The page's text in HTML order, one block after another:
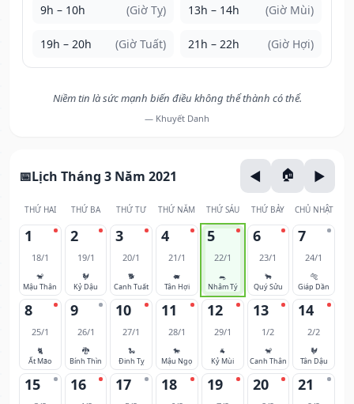
9h – 10h (Giờ Tỵ) 13h – 14h (Giờ Mùi)
19h – 20h (Giờ Tuất) 21h – 22h (Giờ Hợi)
Niềm tin là sức mạnh biến điều không thể thành có thể.
— Khuyết Danh
Lịch Tháng 3 Năm 2021
THỨ HAI THỨ BA THỨ TƯ THỨ NĂM THỨ SÁU THỨ BẢY CHỦ NHẬT
1
18/1
🐒
Mậu Thân
2
19/1
🐓
Kỷ Dậu
3
20/1
🐕
Canh Tuất
4
21/1
🐖
Tân Hợi
5
22/1
🐀
Nhâm Tý
6
23/1
🐂
Quý Sửu
7
24/1
🐅
Giáp Dần
8
25/1
🐈
Ất Mão
9
26/1
🐉
Bính Thìn
10
27/1
🐍
Đinh Tỵ
11
28/1
🐎
Mậu Ngọ
12
29/1
🐐
Kỷ Mùi
13
1/2
🐒
Canh Thân
14
2/2
🐓
Tân Dậu
15 16 17 18 19 20 21